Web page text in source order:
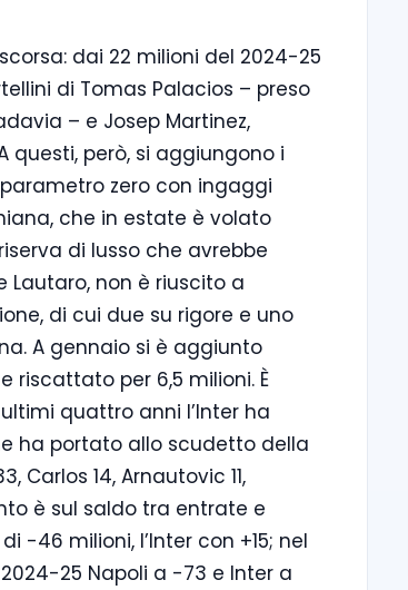
dai 22 milioni del 2024-25
di Tomas Palacios – preso
– e Josep Martinez,
questi, però, si aggiungono i
zero con ingaggi
che in estate è volato
di lusso che avrebbe
non è riuscito a
di cui due su rigore e uno
A gennaio si è aggiunto
riscattato per 6,5 milioni. È
quattro anni l’Inter ha
ha portato allo scudetto della
Carlos 14, Arnautovic 11,
è sul saldo tra entrate e
-46 milioni, l’Inter con +15; nel
25 Napoli a -73 e Inter a